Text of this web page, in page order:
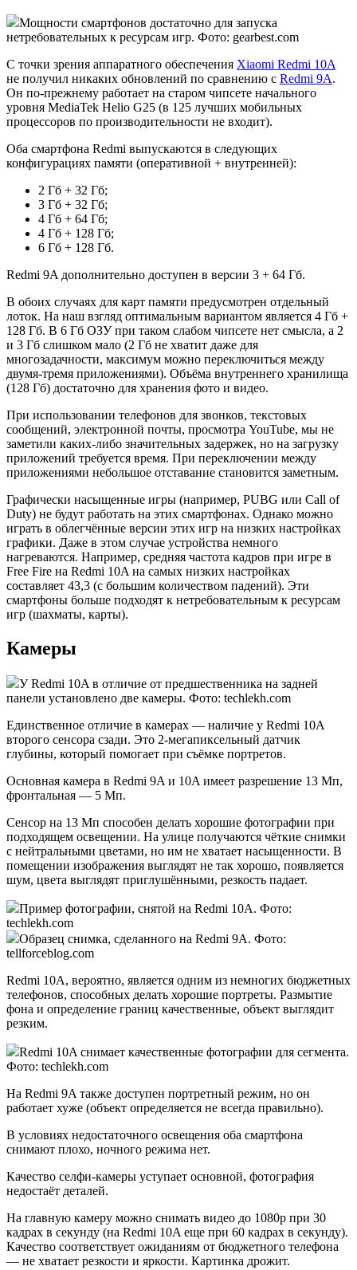
Мощности смартфонов достаточно для запуска
нетребовательных к ресурсам игр. Фото: gearbest.com
С точки зрения аппаратного обеспечения Xiaomi Redmi 10A
не получил никаких обновлений по сравнению с Redmi 9A.
Он по-прежнему работает на старом чипсете начального
уровня MediaTek Helio G25 (в 125 лучших мобильных
процессоров по производительности не входит).
Оба смартфона Redmi выпускаются в следующих
конфигурациях памяти (оперативной + внутренней):
2 Гб + 32 Гб;
3 Гб + 32 Гб;
4 Гб + 64 Гб;
4 Гб + 128 Гб;
6 Гб + 128 Гб.
Redmi 9A дополнительно доступен в версии 3 + 64 Гб.
В обоих случаях для карт памяти предусмотрен отдельный
лоток. На наш взгляд оптимальным вариантом является 4 Гб +
128 Гб. В 6 Гб ОЗУ при таком слабом чипсете нет смысла, а 2
и 3 Гб слишком мало (2 Гб не хватит даже для
многозадачности, максимум можно переключиться между
двумя-тремя приложениями). Объёма внутреннего хранилища
(128 Гб) достаточно для хранения фото и видео.
При использовании телефонов для звонков, текстовых
сообщений, электронной почты, просмотра YouTube, мы не
заметили каких-либо значительных задержек, но на загрузку
приложений требуется время. При переключении между
приложениями небольшое отставание становится заметным.
Графически насыщенные игры (например, PUBG или Call of
Duty) не будут работать на этих смартфонах. Однако можно
играть в облегчённые версии этих игр на низких настройках
графики. Даже в этом случае устройства немного
нагреваются. Например, средняя частота кадров при игре в
Free Fire на Redmi 10A на самых низких настройках
составляет 43,3 (с большим количеством падений). Эти
смартфоны больше подходят к нетребовательным к ресурсам
игр (шахматы, карты).
Камеры
У Redmi 10A в отличие от предшественника на задней
панели установлено две камеры. Фото: techlekh.com
Единственное отличие в камерах — наличие у Redmi 10A
второго сенсора сзади. Это 2-мегапиксельный датчик
глубины, который помогает при съёмке портретов.
Основная камера в Redmi 9A и 10A имеет разрешение 13 Мп,
фронтальная — 5 Мп.
Сенсор на 13 Мп способен делать хорошие фотографии при
подходящем освещении. На улице получаются чёткие снимки
с нейтральными цветами, но им не хватает насыщенности. В
помещении изображения выглядят не так хорошо, появляется
шум, цвета выглядят приглушёнными, резкость падает.
Пример фотографии, снятой на Redmi 10A. Фото:
techlekh.com
Образец снимка, сделанного на Redmi 9A. Фото:
tellforceblog.com
Redmi 10A, вероятно, является одним из немногих бюджетных
телефонов, способных делать хорошие портреты. Размытие
фона и определение границ качественные, объект выглядит
резким.
Redmi 10A снимает качественные фотографии для сегмента.
Фото: techlekh.com
На Redmi 9A также доступен портретный режим, но он
работает хуже (объект определяется не всегда правильно).
В условиях недостаточного освещения оба смартфона
снимают плохо, ночного режима нет.
Качество селфи-камеры уступает основной, фотография
недостаёт деталей.
На главную камеру можно снимать видео до 1080p при 30
кадрах в секунду (на Redmi 10A еще при 60 кадрах в секунду).
Качество соответствует ожиданиям от бюджетного телефона
— не хватает резкости и яркости. Картинка дрожит.